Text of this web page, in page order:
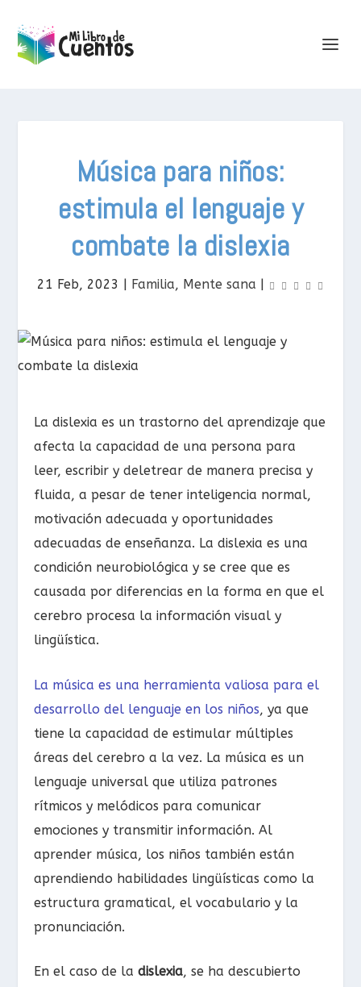
Música para niños:
estimula el lenguaje y
combate la dislexia
21 Feb, 2023 | Familia, Mente sana |
La dislexia es un trastorno del aprendizaje que
afecta la capacidad de una persona para
leer, escribir y deletrear de manera precisa y
fluida, a pesar de tener inteligencia normal,
motivación adecuada y oportunidades
adecuadas de enseñanza. La dislexia es una
condición neurobiológica y se cree que es
causada por diferencias en la forma en que el
cerebro procesa la información visual y
lingüística.
La música es una herramienta valiosa para el
desarrollo del lenguaje en los niños, ya que
tiene la capacidad de estimular múltiples
áreas del cerebro a la vez. La música es un
lenguaje universal que utiliza patrones
rítmicos y melódicos para comunicar
emociones y transmitir información. Al
aprender música, los niños también están
aprendiendo habilidades lingüísticas como la
estructura gramatical, el vocabulario y la
pronunciación.
En el caso de ladislexia, se ha descubierto